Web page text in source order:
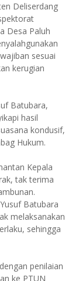
Deliserdang
Desa Paluh
sesuai
kerugian
Batubara,
hasil
kondusif,
Hukum.
Kepala
tak terima
Batubara
melaksanakan
sehingga
penilaian
ke PTUN